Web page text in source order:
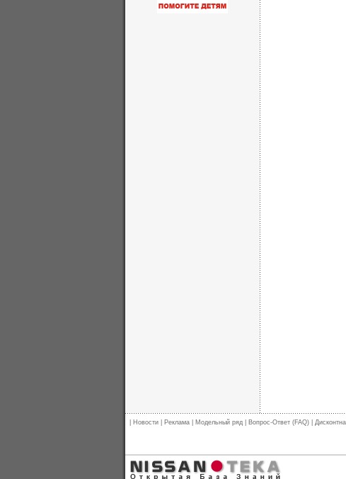
Новости Реклама Модельный ряд Вопрос-Ответ (FAQ)